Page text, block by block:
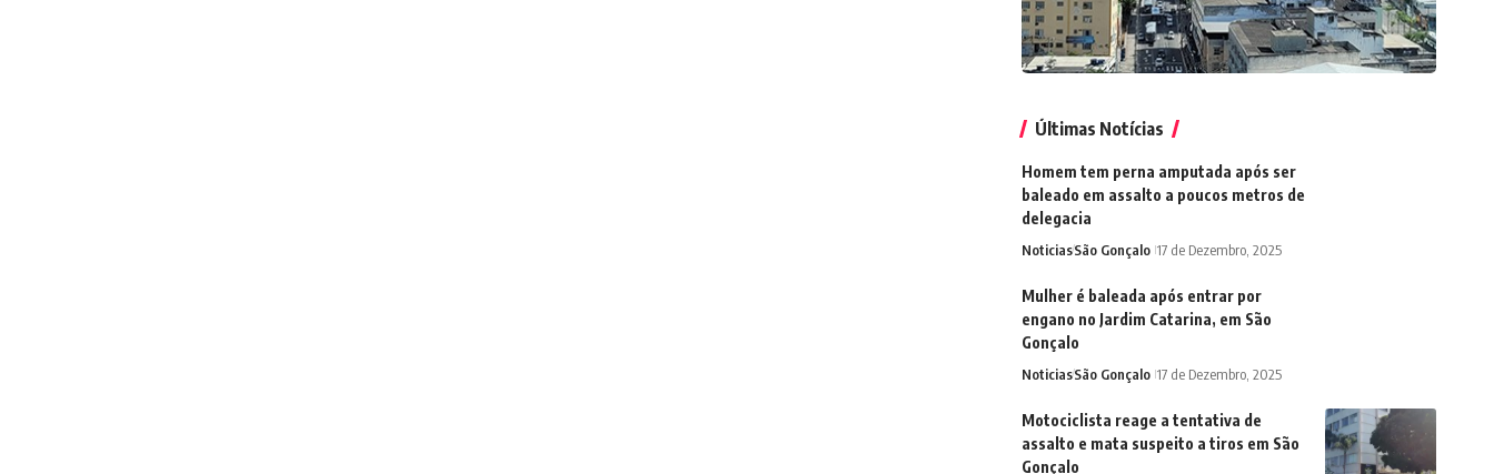
Últimas Notícias
Homem tem perna amputada após ser
baleado em assalto a poucos metros de
delegacia
NoticiasSão Gonçalo 17 de Dezembro, 2025
Mulher é baleada após entrar por
engano no Jardim Catarina, em São
Gonçalo
NoticiasSão Gonçalo 17 de Dezembro, 2025
Motociclista reage a tentativa de
assalto e mata suspeito a tiros em São
Gonçalo